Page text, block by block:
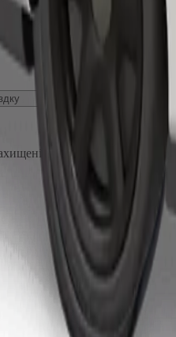
ковдрою або підстилкою.